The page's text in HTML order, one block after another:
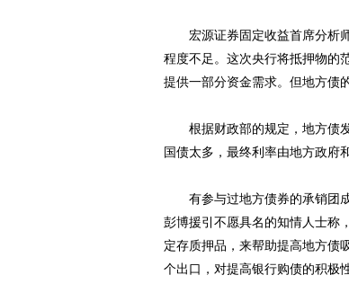
宏源证券固定收益首席分析师
程度不足。这次央行将抵押物的
提供一部分资金需求。但地方债
根据财政部的规定，地方债发
国债太多，最终利率由地方政府
有参与过地方债券的承销团成
彭博援引不愿具名的知情人士称
定存质押品，来帮助提高地方债
个出口，对提高银行购债的积极